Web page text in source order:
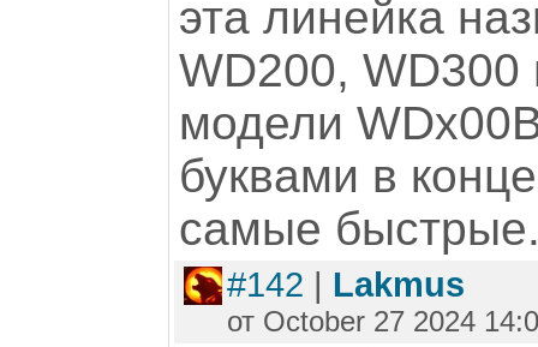
эта линейка
WD200, WD300
модели
буквами в
самые
#142 | Lakmus
от October 27 2024